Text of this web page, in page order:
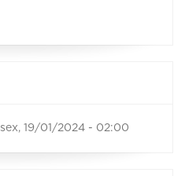
sex, 19/01/2024 - 02:00